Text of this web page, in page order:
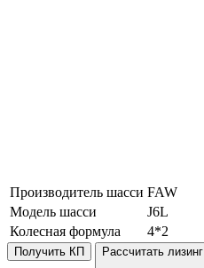
Производитель шасси FAW
Модель шасси
J6L
Колесная формула
4*2
Получить КП Рассчитать лизинг